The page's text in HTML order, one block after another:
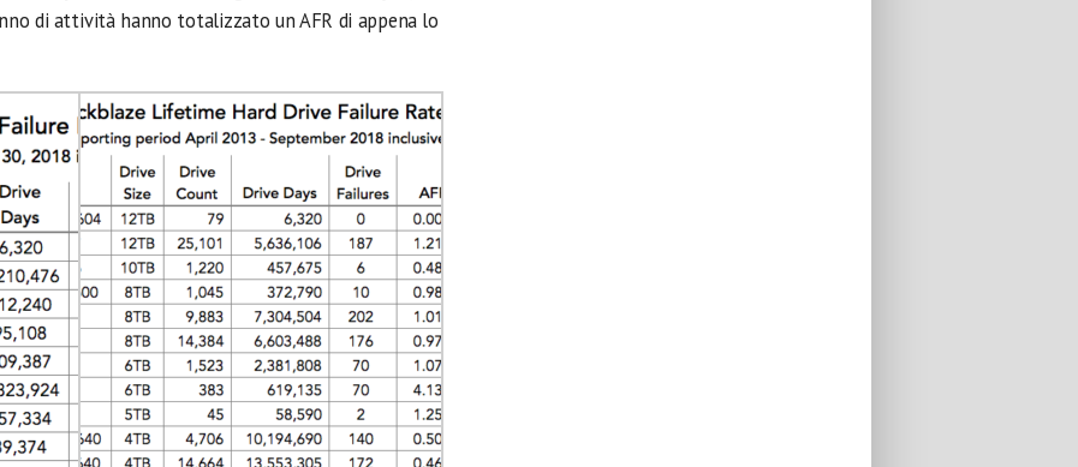
di attività hanno totalizzato un AFR di appena lo